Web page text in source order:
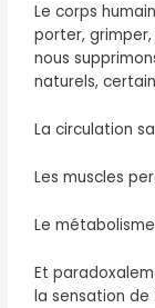
Le corps
porter,
nous
naturels,
La circulation
Les muscles
Le
Et
la sensation de